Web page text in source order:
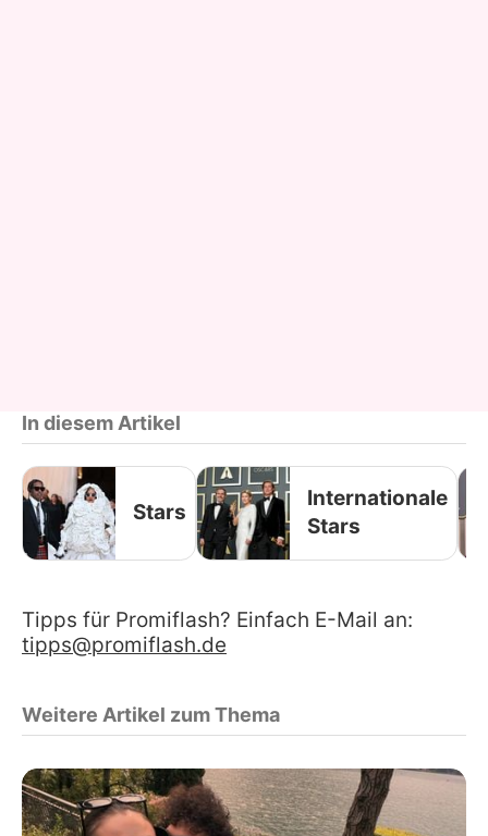
In diesem Artikel
Stars
Internationale
Stars
Tipps für Promiflash? Einfach E-Mail an:
tipps@promiflash.de
Weitere Artikel zum Thema